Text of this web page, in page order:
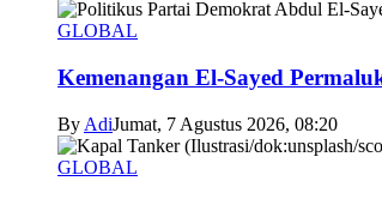
GLOBAL
Kemenangan El-Sayed
By AdiJumat, 7 Agustus 2026, 08:20
GLOBAL